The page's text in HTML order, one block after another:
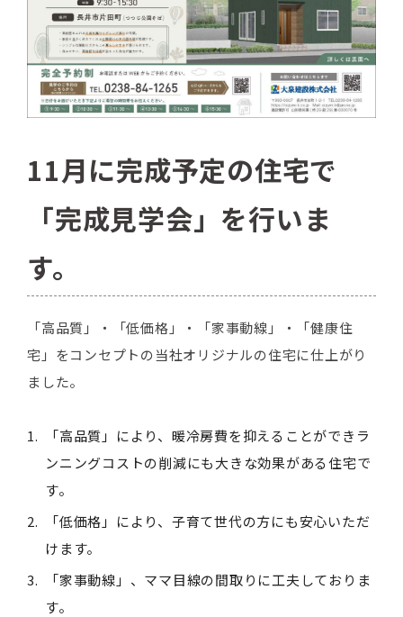
11月に完成予定の住宅で
「完成見学会」を行いま
す。
「高品質」・「低価格」・「家事動線」・「健康住
宅」をコンセプトの当社オリジナルの住宅に仕上がり
ました。
「高品質」により、暖冷房費を抑えることができラ
ンニングコストの削減にも大きな効果がある住宅で
す。
「低価格」により、子育て世代の方にも安心いただ
けます。
「家事動線」、ママ目線の間取りに工夫しておりま
す。